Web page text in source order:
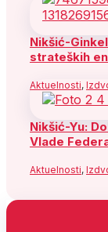
Nikšić-
strateških
Aktuelnosti,
Nikšić-Yu:
Vlade
Aktuelnosti,